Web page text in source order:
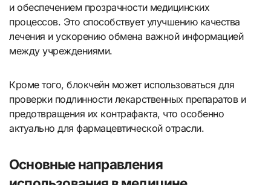
и обеспечением прозрачности медицинских
процессов. Это способствует улучшению качества
лечения и ускорению обмена важной информацией
между учреждениями.
Кроме того, блокчейн может использоваться для
проверки подлинности лекарственных препаратов и
предотвращения их контрафакта, что особенно
актуально для фармацевтической отрасли.
Основные направления